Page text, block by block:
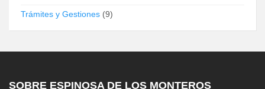
Trámites y Gestiones (9)
SOBRE ESPINOSA DE LOS MONTEROS